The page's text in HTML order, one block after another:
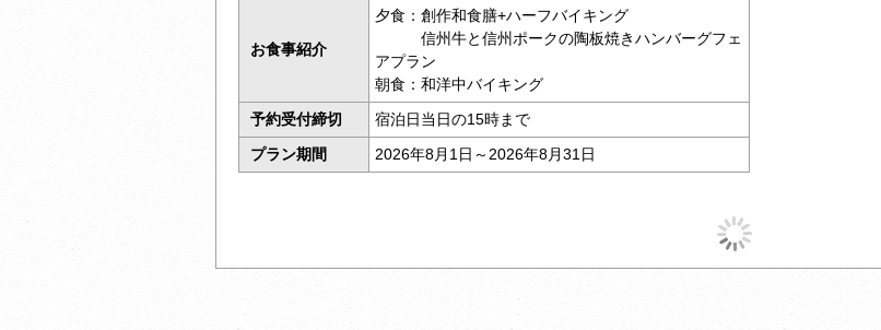
お食事紹介
夕食：創作和食膳+ハーフバイキング
信州牛と信州ポークの陶板焼きハンバーグフェ
アプラン
朝食：和洋中バイキング
予約受付締切
宿泊日当日の15時まで
プラン期間
2026年8月1日～2026年8月31日